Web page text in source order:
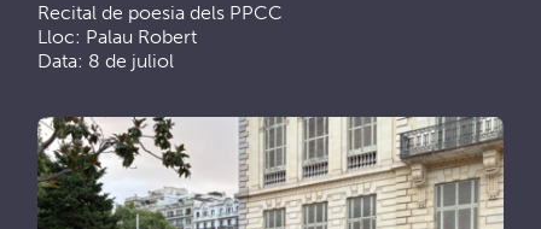
Recital de poesia dels PPCC
Lloc: Palau Robert
Data: 8 de juliol